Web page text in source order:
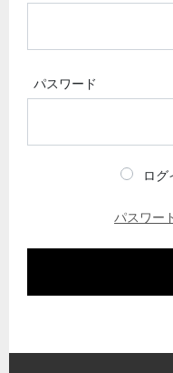
パスワード
ログ
パスワー